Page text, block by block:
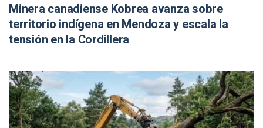
Minera canadiense Kobrea avanza sobre
territorio indígena en Mendoza y escala la
tensión en la Cordillera